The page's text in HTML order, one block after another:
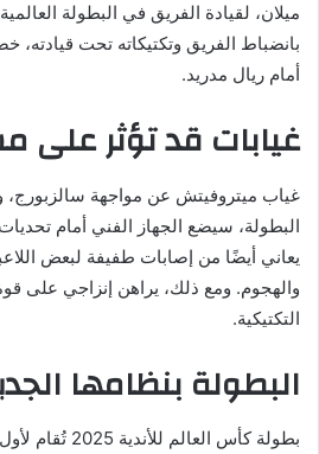
ميلان، لقيادة الفريق في البطولة
بانضباط الفريق وتكتيكاته تحت قيادته،
أمام ريال مدريد.
غيابات قد تؤثر على
غياب ميتروفيتش عن مواجهة سالزبورج،
البطولة، سيضع الجهاز الفني أمام
يعاني أيضًا من إصابات طفيفة لبعض
والهجوم. ومع ذلك، يراهن إنزاجي على
التكتيكية.
البطولة بنظامها